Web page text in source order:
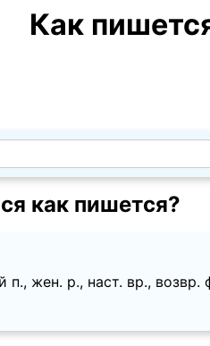
Как
как пишется?
п., жен. p., наст. вр., возвр.